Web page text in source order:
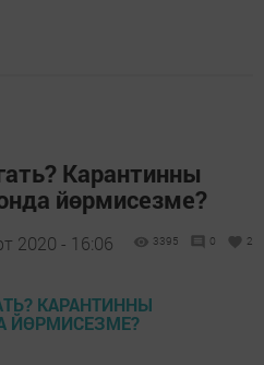
Карантинны
йөрмисезме?
2020 - 16:06 3395 0 2